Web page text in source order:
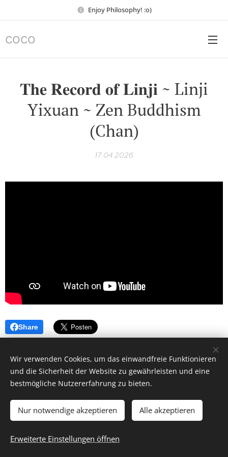
Enjoy Philosophy! :o)
COCO
𝐓𝐡𝐞 𝐑𝐞𝐜𝐨𝐫𝐝 𝐨𝐟 𝐋𝐢𝐧𝐣𝐢 ~ Linji
Yixuan ~ Zen Buddhism
(Chan)
17.04.2026
Share
All rights reserved.
Wir verwenden Cookies, um das einwandfreie Funktionieren
und die Sicherheit der Website zu gewährleisten und eine
bestmögliche Nutzererfahrung zu bieten.
Nur notwendige akzeptieren Alle akzeptieren
Erweiterte Einstellungen öffnen